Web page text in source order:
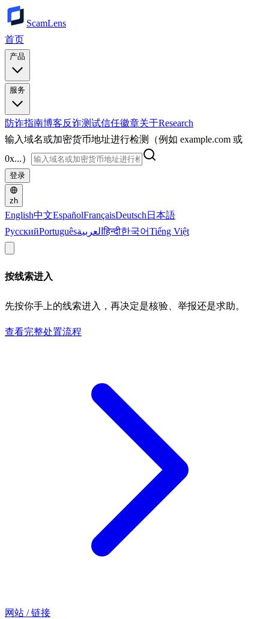
ScamLens
首页
产品
服务
防诈指南博客反诈测试信任徽章关于Research
输入域名或加密货币地址进行检测（例如 example.com 或
0x...）
登录
zh
English中文EspañolFrançaisDeutsch 日本語
РусскийPortuguêsالعربيةहिन्दी한국어Tiếng Việt
按线索进入
先按你手上的线索进入，再决定是核验、举报还是求助。
查看完整处置流程
网站 / 链接